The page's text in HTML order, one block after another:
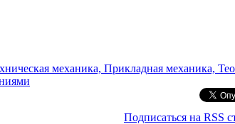
механика, Прикладная механика,
Подписаться на RSS